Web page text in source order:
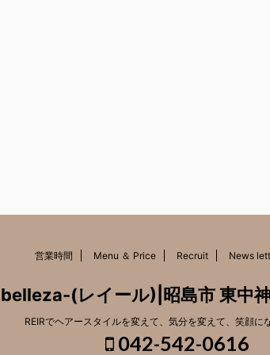
営業時間 Menu ＆ Price Recruit News
(レイール)|昭島市 東中
REIRでヘアースタイルを変えて、気分を変えて、笑顔に
042-542-0616